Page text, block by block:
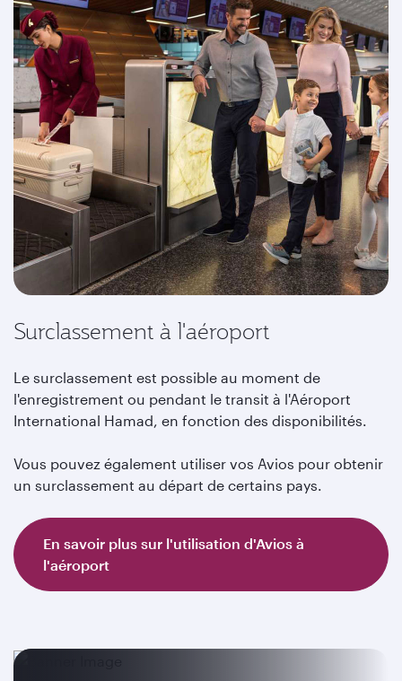
Surclassement à l'aéroport
Le surclassement est possible au moment de
l'enregistrement ou pendant le transit à l'Aéroport
International Hamad, en fonction des disponibilités.
Vous pouvez également utiliser vos Avios pour obtenir
un surclassement au départ de certains pays.
En savoir plus sur l'utilisation d'Avios à
l'aéroport